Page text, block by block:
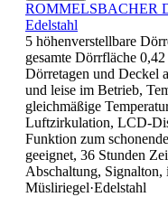
ROMMELSBACHER
Edelstahl
5 höhenverstellbare
gesamte Dörrfläche
Dörretagen und Deckel
und leise im Betrieb,
gleichmäßige
Luftzirkulation, LCD-
Funktion zum
geeignet, 36 Stunden
Abschaltung,
Müsliriegel·Edelstahl